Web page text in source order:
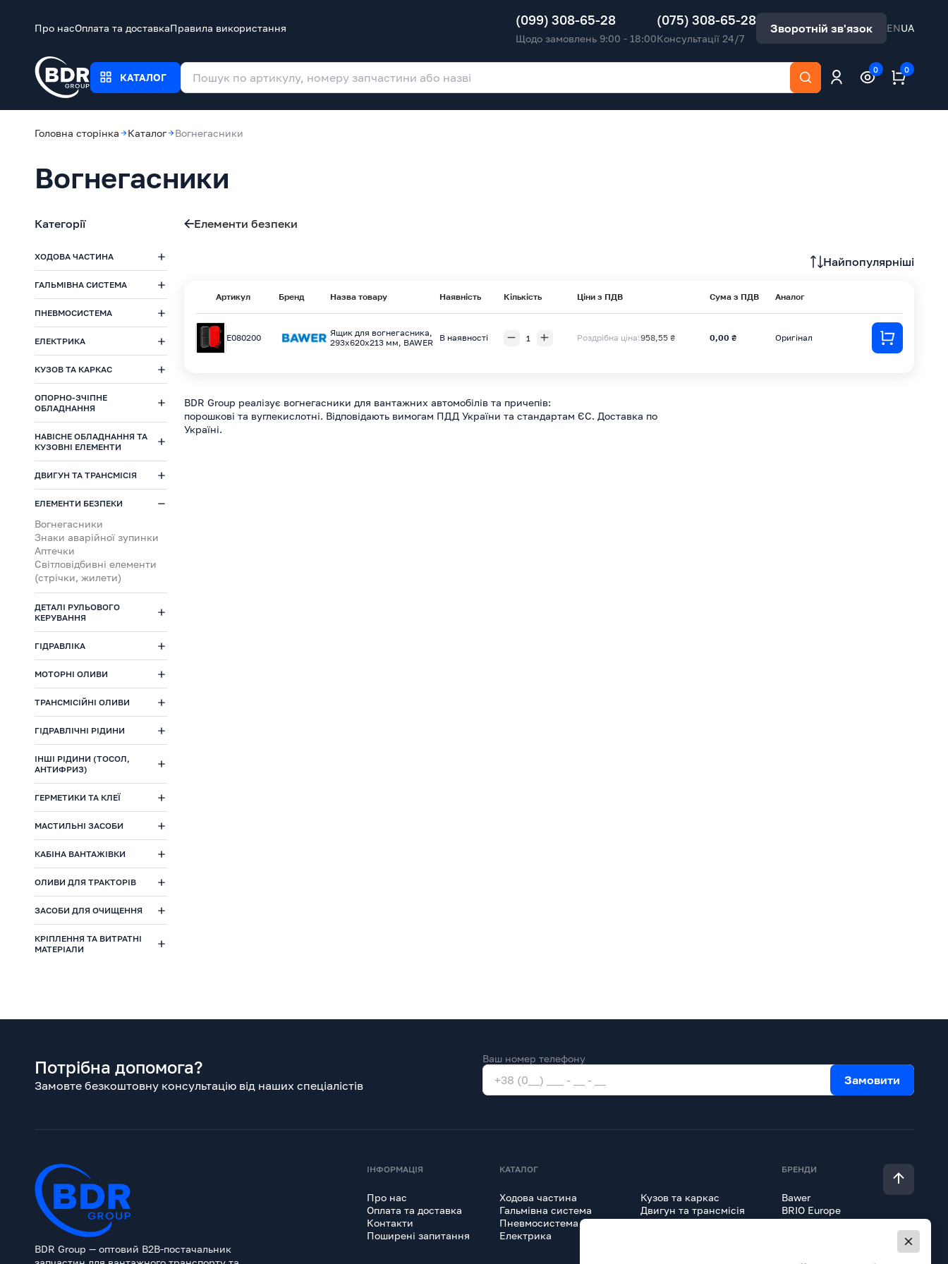
Про насОплата та доставкаПравила використання
(099) 308-65-28
Щодо замовлень 9:00 - 18:00
(075) 308-65-28
Консультації 24/7
Зворотній зв'язок ENUA
КАТАЛОГ
0 0
Головна сторінка Каталог Вогнегасники
Вогнегасники
Категорії
ХОДОВА ЧАСТИНА
ГАЛЬМІВНА СИСТЕМА
ПНЕВМОСИСТЕМА
ЕЛЕКТРИКА
КУЗОВ ТА КАРКАС
ОПОРНО-ЗЧІПНЕ
ОБЛАДНАННЯ
НАВІСНЕ ОБЛАДНАННЯ ТА
КУЗОВНІ ЕЛЕМЕНТИ
ДВИГУН ТА ТРАНСМІСІЯ
ЕЛЕМЕНТИ БЕЗПЕКИ
Вогнегасники
Знаки аварійної зупинки
Аптечки
Світловідбивні елементи
(стрічки, жилети)
ДЕТАЛІ РУЛЬОВОГО
КЕРУВАННЯ
ГІДРАВЛІКА
МОТОРНІ ОЛИВИ
ТРАНСМІСІЙНІ ОЛИВИ
ГІДРАВЛІЧНІ РІДИНИ
ІНШІ РІДИНИ (ТОСОЛ,
АНТИФРИЗ)
ГЕРМЕТИКИ ТА КЛЕЇ
МАСТИЛЬНІ ЗАСОБИ
КАБІНА ВАНТАЖІВКИ
ОЛИВИ ДЛЯ ТРАКТОРІВ
ЗАСОБИ ДЛЯ ОЧИЩЕННЯ
КРІПЛЕННЯ ТА ВИТРАТНІ
МАТЕРІАЛИ
Елементи безпеки
Найпопулярніші
Артикул Бренд Назва товару Наявність Кількість Ціни з ПДВ Сума з ПДВ Аналог
E080200
Ящик для вогнегасника,
293х620х213 мм, BAWER
В наявності Роздрібна ціна:958,55 ₴ 0,00 ₴ Оригінал
BDR Group реалізує вогнегасники для вантажних автомобілів та причепів:
порошкові та вуглекислотні. Відповідають вимогам ПДД України та стандартам ЄС. Доставка по
Україні.
Потрібна допомога?
Замовте безкоштовну консультацію від наших спеціалістів
Ваш номер телефону
Замовити
BDR Group — оптовий B2B-постачальник
ІНФОРМАЦІЯ
Про нас
Оплата та доставка
Контакти
Поширені запитання
КАТАЛОГ
Ходова частина
Гальмівна система
Пневмосистема
Електрика
Кузов та каркас
Двигун та трансмісія
Гідравліка
БРЕНДИ
Bawer
BRIO Europe
Erich Jaeger
Orex